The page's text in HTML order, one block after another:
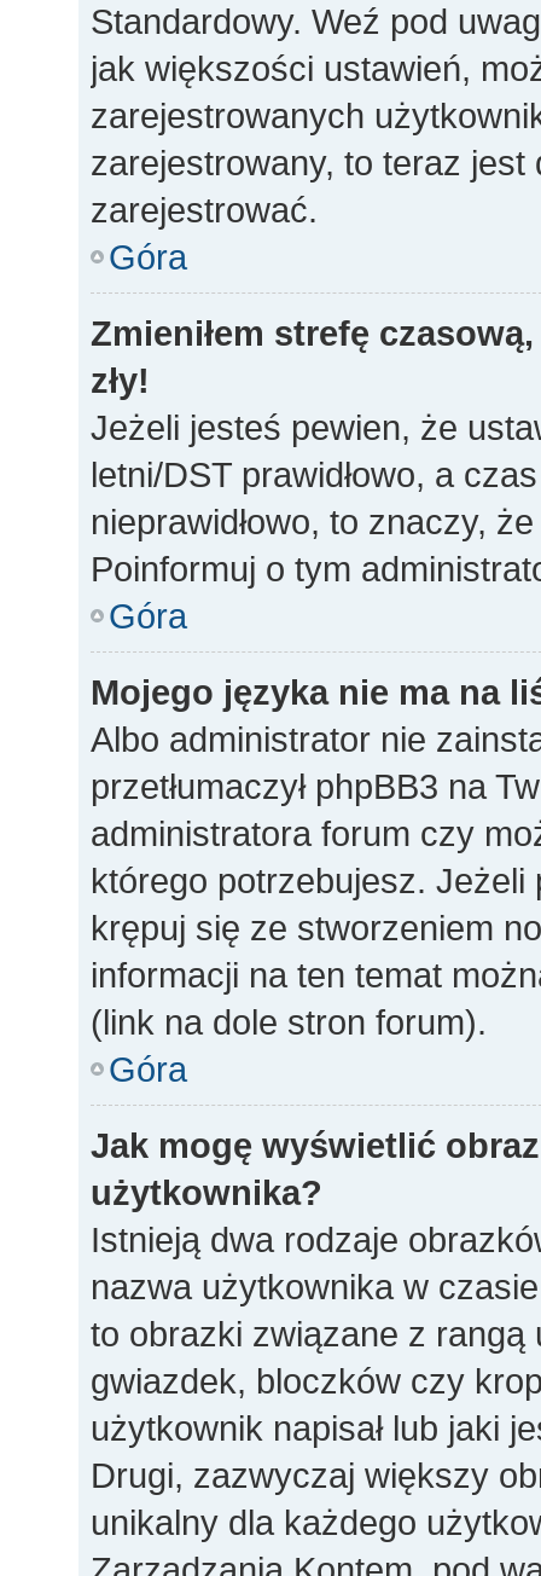
Standardowy. Weź pod
jak większości ustawień,
zarejestrowanych
zarejestrowany, to teraz
zarejestrować.
Góra
Zmieniłem strefę
zły!
Jeżeli jesteś pewien, że
letni/DST prawidłowo, a
nieprawidłowo, to znaczy,
Poinformuj o tym
Góra
Mojego języka nie ma na
Albo administrator nie
przetłumaczył phpBB3 na
administratora forum czy
którego potrzebujesz.
krępuj się ze stworzeniem
informacji na ten temat
(link na dole stron forum).
Góra
Jak mogę wyświetlić
użytkownika?
Istnieją dwa rodzaje
nazwa użytkownika w
to obrazki związane z
gwiazdek, bloczków czy
użytkownik napisał lub jaki
Drugi, zazwyczaj większy
unikalny dla każdego